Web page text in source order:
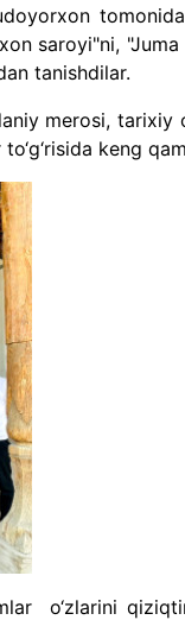
saroyi"ni,
tanishdilar.
merosi, tarixiy
keng
o‘zlarini